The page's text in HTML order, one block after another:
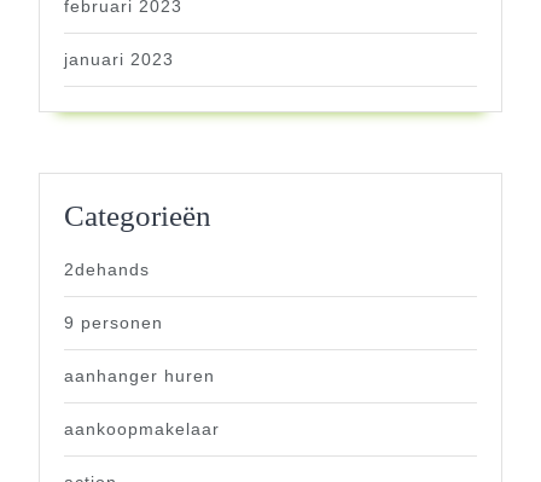
februari 2023
januari 2023
Categorieën
2dehands
9 personen
aanhanger huren
aankoopmakelaar